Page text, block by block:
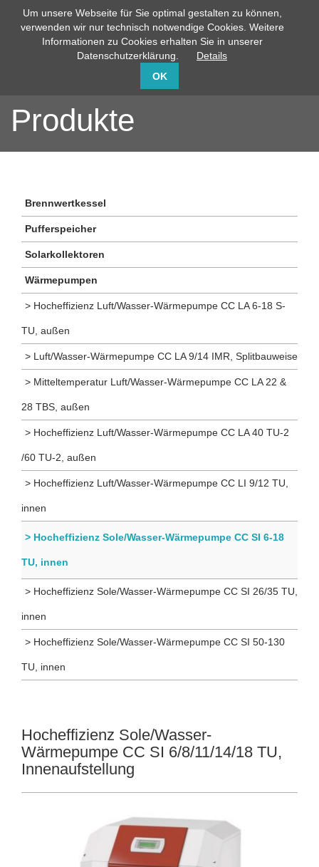
info@capito-gmbh.de 02735 / 760-0
Produkte
Brennwertkessel
Pufferspeicher
Solarkollektoren
Wärmepumpen
> Hocheffizienz Luft/Wasser-Wärmepumpe CC LA 6-18 S-
TU, außen
> Luft/Wasser-Wärmepumpe CC LA 9/14 IMR, Splitbauweise
> Mitteltemperatur Luft/Wasser-Wärmepumpe CC LA 22 &
28 TBS, außen
> Hocheffizienz Luft/Wasser-Wärmepumpe CC LA 40 TU-2
/60 TU-2, außen
> Hocheffizienz Luft/Wasser-Wärmepumpe CC LI 9/12 TU,
innen
> Hocheffizienz Sole/Wasser-Wärmepumpe CC SI 6-18
TU, innen
> Hocheffizienz Sole/Wasser-Wärmepumpe CC SI 26/35 TU,
innen
> Hocheffizienz Sole/Wasser-Wärmepumpe CC SI 50-130
TU, innen
Hocheffizienz Sole/Wasser-
Wärmepumpe CC SI 6/8/11/14/18 TU,
Innenaufstellung
Um unsere Webseite für Sie optimal gestalten zu können,
verwenden wir nur technisch notwendige Cookies. Weitere
Informationen zu Cookies erhalten Sie in unserer
Datenschutzerklärung.
Details
OK